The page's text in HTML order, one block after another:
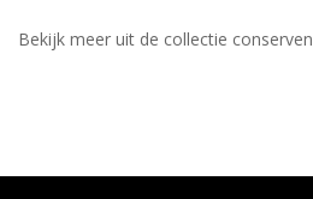
Bekijk meer uit de collectie conserven